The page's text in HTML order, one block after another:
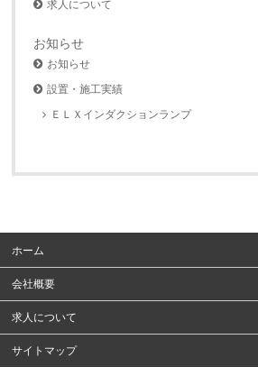
求人について
お知らせ
お知らせ
設置・施工実績
ＥＬＸインダクションランプ
ホーム
会社概要
求人について
サイトマップ